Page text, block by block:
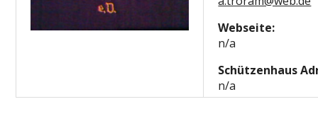
Webseite:
n/a
Schützenhaus
n/a